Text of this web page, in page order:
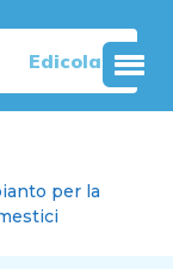
Edicola
per la